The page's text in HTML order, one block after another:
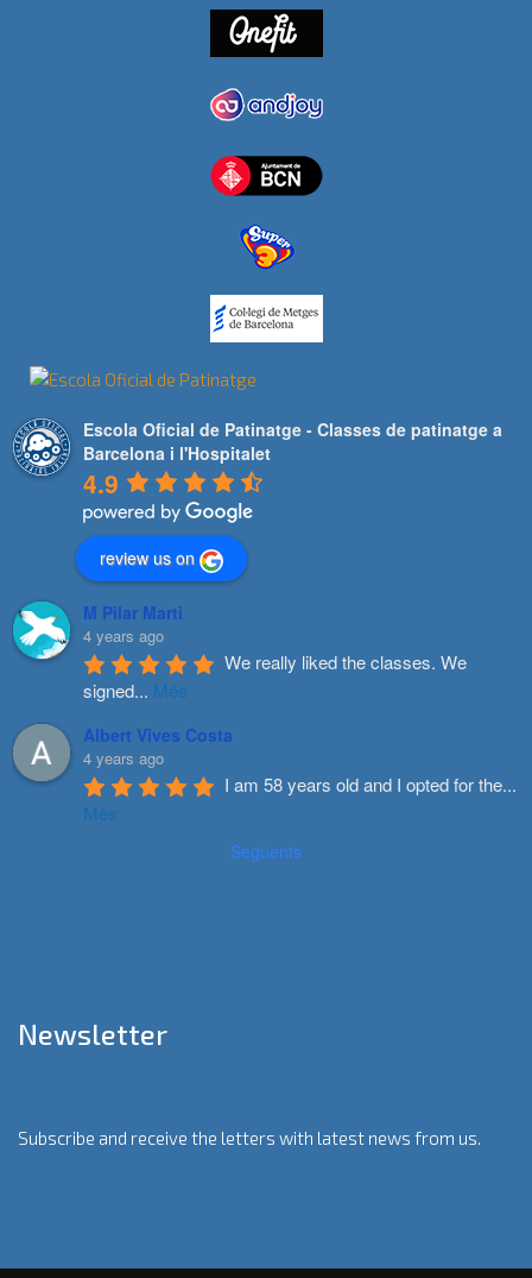
Escola Oficial de Patinatge - Classes de patinatge a
Barcelona i l'Hospitalet
4.9
review us on
M Pilar Marti
4 years ago
We really liked the classes. We
signed... Més
Albert Vives Costa
4 years ago
I am 58 years old and I opted for the...
Més
Següents
Newsletter
Subscribe and receive the letters with latest news from us.